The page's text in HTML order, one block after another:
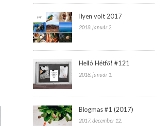
Ilyen volt 2017
2018. január 2.
Helló Hétfő! #121
2018. január 1.
Blogmas #1 (2017)
2017. december 12.